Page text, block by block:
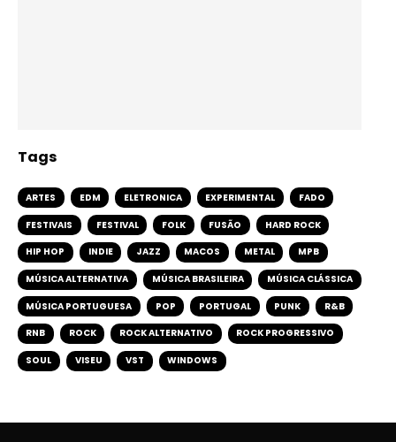
Tags
ARTES EDM ELETRONICA EXPERIMENTAL FADO
FESTIVAIS FESTIVAL FOLK FUSÃO HARD ROCK
HIP HOP INDIE JAZZ MACOS METAL MPB
MÚSICA ALTERNATIVA MÚSICA BRASILEIRA MÚSICA CLÁSSICA
MÚSICA PORTUGUESA POP PORTUGAL PUNK R&B
RNB ROCK ROCK ALTERNATIVO ROCK PROGRESSIVO
SOUL VISEU VST WINDOWS